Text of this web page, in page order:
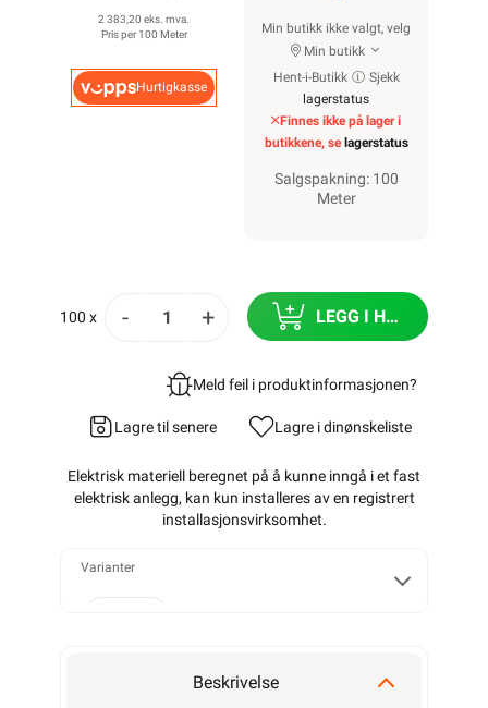
2 383,20 eks. mva.
Pris per 100 Meter
Hurtigkasse
Min butikk ikke valgt, velg
Min butikk
Hent-i-Butikk
Sjekk
lagerstatus
Finnes ikke på lager i
butikkene, se lagerstatus
Salgspakning: 100
Meter
100 x - + LEGG I HANDLEKURV
Meld feil i produktinformasjonen?
Lagre til senere Lagre i dinønskeliste
Elektrisk materiell beregnet på å kunne inngå i et fast
elektrisk anlegg, kan kun installeres av en registrert
installasjonsvirksomhet.
Varianter
Beskrivelse